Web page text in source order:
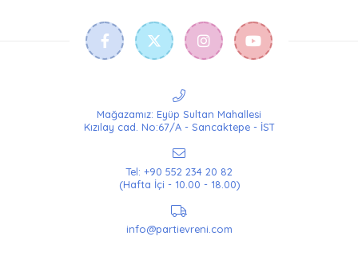
Mağazamız: Eyüp Sultan Mahallesi
Kızılay cad. No:67/A - Sancaktepe - İST
Tel: +90 552 234 20 82
(Hafta İçi - 10.00 - 18.00)
info@partievreni.com